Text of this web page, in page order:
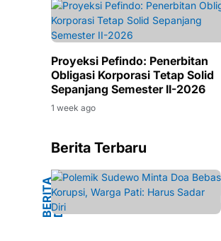
Proyeksi Pefindo: Penerbitan
Obligasi Korporasi Tetap Solid
Sepanjang Semester II-2026
1 week ago
Berita Terbaru
B
E
R
I
T
A
D
A
E
R
AH